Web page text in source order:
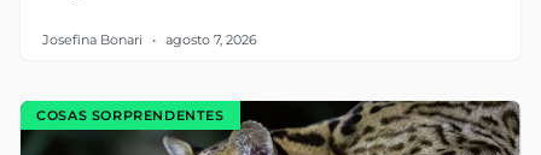
Josefina Bonari agosto 7, 2026
COSAS SORPRENDENTES